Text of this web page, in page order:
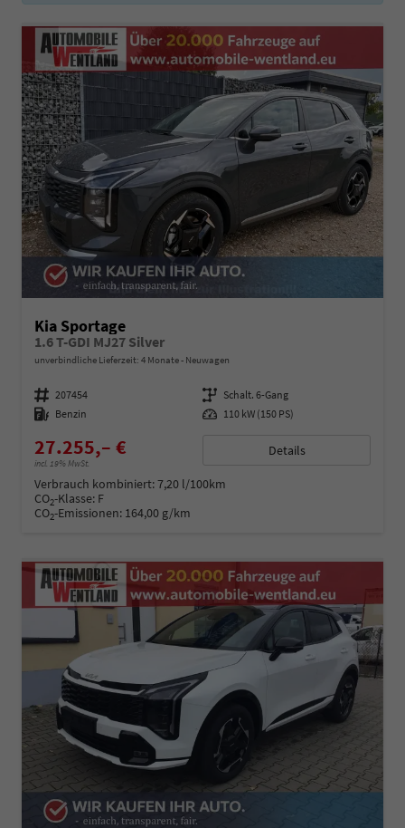
Kia Sportage
1.6 T-GDI MJ27 Silver
unverbindliche Lieferzeit: 4 Monate Neuwagen
Fahrzeugnummer 207454 Getriebe Schalt. 6-Gang
Kraftstoff Benzin Leistung 110 kW (150 PS)
27.255,– €
incl. 19% MwSt.
Details
Verbrauch kombiniert:7,20 l/100km
CO2-Klasse: F
CO2-Emissionen: 164,00 g/km